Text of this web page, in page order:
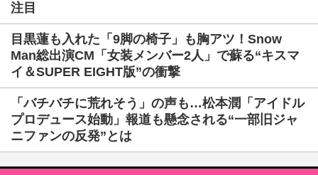
注目
目黒蓮も入れた「9脚の椅子」も胸アツ！Snow
Man総出演CM「女装メンバー2人」で蘇る“キスマ
イ＆SUPER EIGHT版”の衝撃
「バチバチに荒れそう」の声も…松本潤「アイドル
プロデュース始動」報道も懸念される“一部旧ジャ
ニファンの反発”とは